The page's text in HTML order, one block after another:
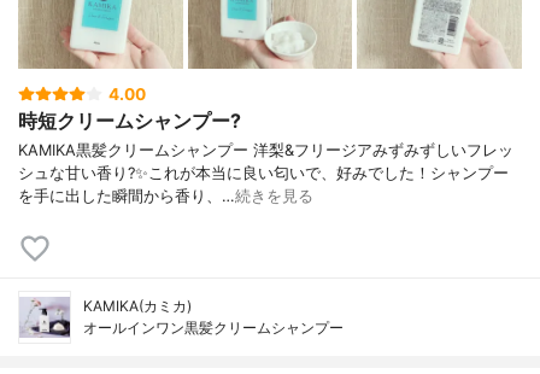
4.00
時短クリームシャンプー?
KAMIKA黒髪クリームシャンプー 洋梨&フリージアみずみずしいフレッ
シュな甘い香り?✨これが本当に良い匂いで、好みでした！シャンプー
を手に出した瞬間から香り、…続きを見る
KAMIKA(カミカ)
オールインワン黒髪クリームシャンプー